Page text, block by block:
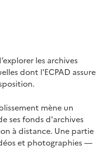
les archives
dont l'ECPAD assure
mène un
ses fonds d'archives
à distance. Une partie
et photographies —